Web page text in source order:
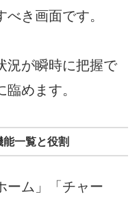
き画面です。
況が瞬時に把握で
めます。
一覧と役割
ーム」「チャー